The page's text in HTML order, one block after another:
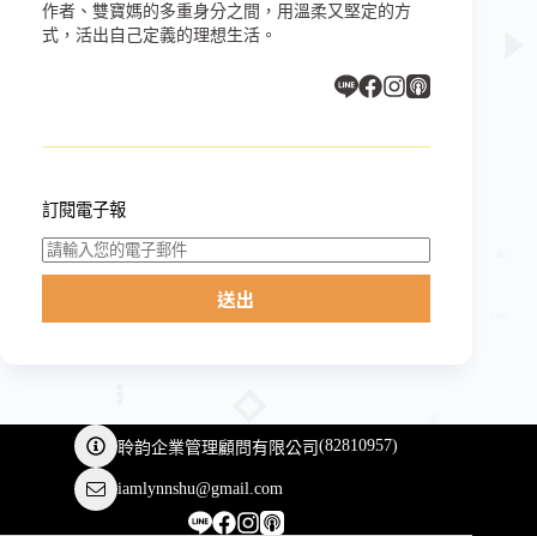
作者、雙寶媽的多重身分之間，用溫柔又堅定的方
式，活出自己定義的理想生活。
訂閱電子報
送出
聆韵企業管理顧問有限公司(82810957)
iamlynnshu@gmail.com